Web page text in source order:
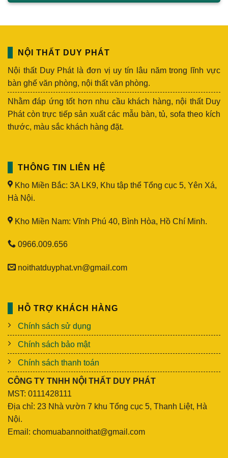
NỘI THẤT DUY PHÁT
Nội thất Duy Phát là đơn vị uy tín lâu năm trong lĩnh vực
bàn ghế văn phòng, nội thất văn phòng.
Nhằm đáp ứng tốt hơn nhu cầu khách hàng, nội thất Duy
Phát còn trực tiếp sản xuất các mẫu bàn, tủ, sofa theo kích
thước, màu sắc khách hàng đặt.
THÔNG TIN LIÊN HỆ
Kho Miền Bắc: 3A LK9, Khu tập thể Tổng cục 5, Yên Xá,
Hà Nội.
Kho Miền Nam: Vĩnh Phú 40, Bình Hòa, Hồ Chí Minh.
0966.009.656
noithatduyphat.vn@gmail.com
HỖ TRỢ KHÁCH HÀNG
Chính sách sử dụng
Chính sách bảo mật
Chính sách thanh toán
CÔNG TY TNHH NỘI THẤT DUY PHÁT
MST: 0111428111
Địa chỉ: 23 Nhà vườn 7 khu Tổng cục 5, Thanh Liệt, Hà
Nội.
Email: chomuabannoithat@gmail.com